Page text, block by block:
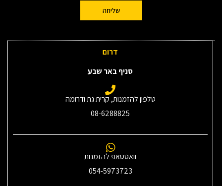
שליחה
דרום
סניף באר שבע
טלפון להזמנות, קרית גת ודרומה
08-6288825
וואטסאפ להזמנות
054-5973723